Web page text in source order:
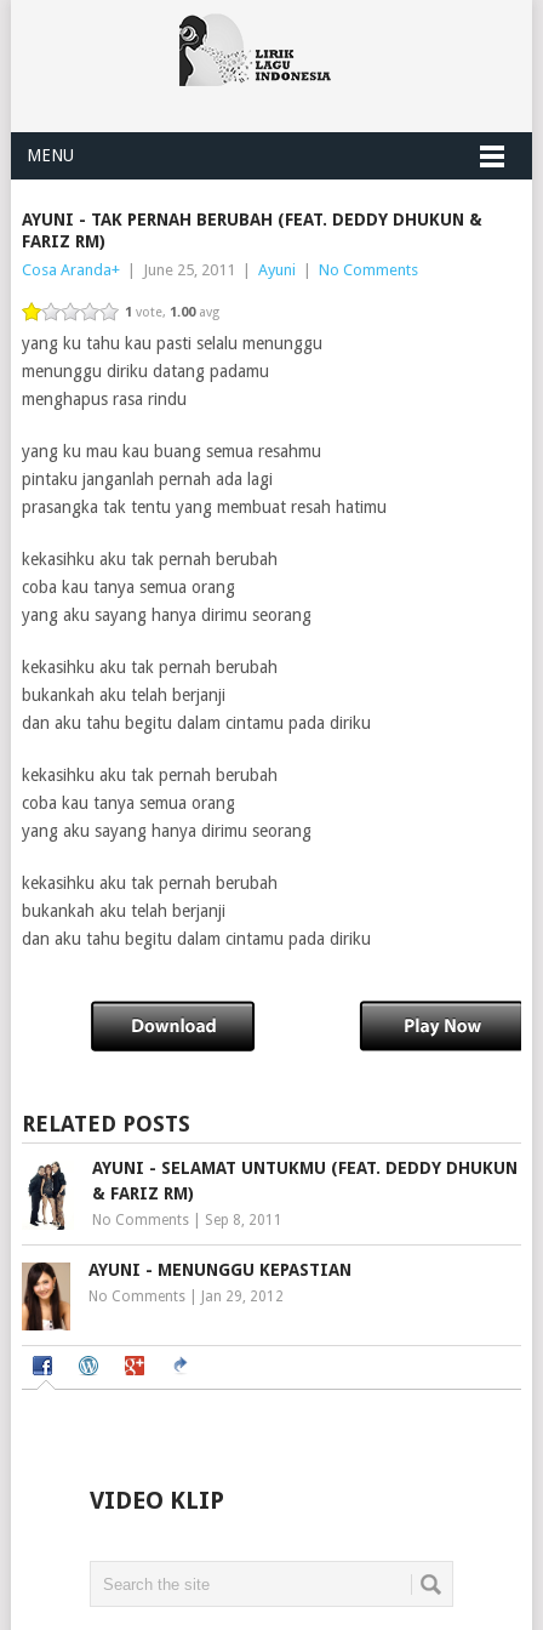
MENU
AYUNI - TAK PERNAH BERUBAH (FEAT. DEDDY DHUKUN &
FARIZ RM)
Cosa Aranda+ June 25, 2011 Ayuni No Comments
1 vote, 1.00avg
yang ku tahu kau pasti selalu menunggu
menunggu diriku datang padamu
menghapus rasa rindu
yang ku mau kau buang semua resahmu
pintaku janganlah pernah ada lagi
prasangka tak tentu yang membuat resah hatimu
kekasihku aku tak pernah berubah
coba kau tanya semua orang
yang aku sayang hanya dirimu seorang
kekasihku aku tak pernah berubah
bukankah aku telah berjanji
dan aku tahu begitu dalam cintamu pada diriku
kekasihku aku tak pernah berubah
coba kau tanya semua orang
yang aku sayang hanya dirimu seorang
kekasihku aku tak pernah berubah
bukankah aku telah berjanji
dan aku tahu begitu dalam cintamu pada diriku
RELATED POSTS
AYUNI - SELAMAT UNTUKMU (FEAT. DEDDY DHUKUN
& FARIZ RM)
No Comments| Sep 8, 2011
AYUNI - MENUNGGU KEPASTIAN
No Comments| Jan 29, 2012
VIDEO KLIP